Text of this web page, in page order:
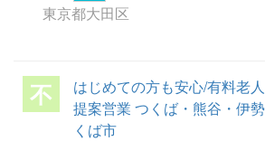
東京都大田区
不
はじめての方も安心/有料老
提案営業 つくば・熊谷・伊
くば市